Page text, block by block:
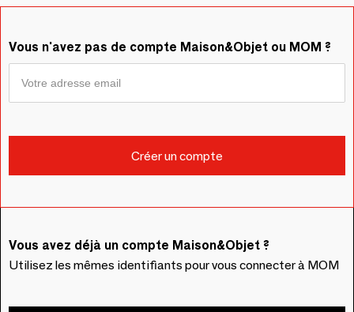
Vous n'avez pas de compte Maison&Objet ou MOM ?
Vous avez déjà un compte Maison&Objet ?
Utilisez les mêmes identifiants pour vous connecter à MOM